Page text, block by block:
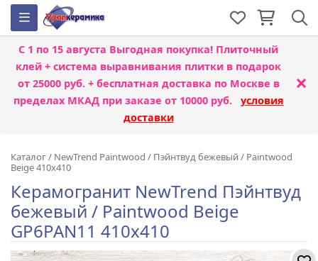
С 1 по 15 августа Выгодная покупка! Плиточный
клей + система выравнивания плитки в подарок
от 25000 руб. + бесплатная доставка по Москве в
пределах МКАД при заказе от 10000 руб. условия
доставки
×
Каталог/ NewTrend Paintwood / Пэйнтвуд бежевый / Paintwood
Beige 410x410
Керамогранит NewTrend Пэйнтвуд
бежевый / Paintwood Beige
GP6PAN11 410x410